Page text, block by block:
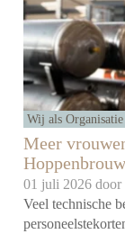
Wij als
Meer
01 juli 2026 door
Veel technische